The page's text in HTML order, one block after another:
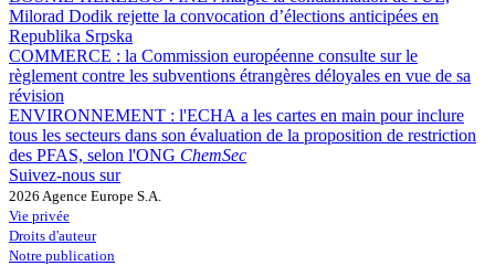
Milorad Dodik rejette la convocation d’élections anticipées en
Republika Srpska
COMMERCE : la Commission européenne consulte sur le
règlement contre les subventions étrangères déloyales en vue de sa
révision
ENVIRONNEMENT : l'ECHA a les cartes en main pour inclure
tous les secteurs dans son évaluation de la proposition de restriction
des PFAS, selon l'ONG ChemSec
Suivez-nous sur
2026 Agence Europe S.A.
Vie privée
Droits d'auteur
Notre publication